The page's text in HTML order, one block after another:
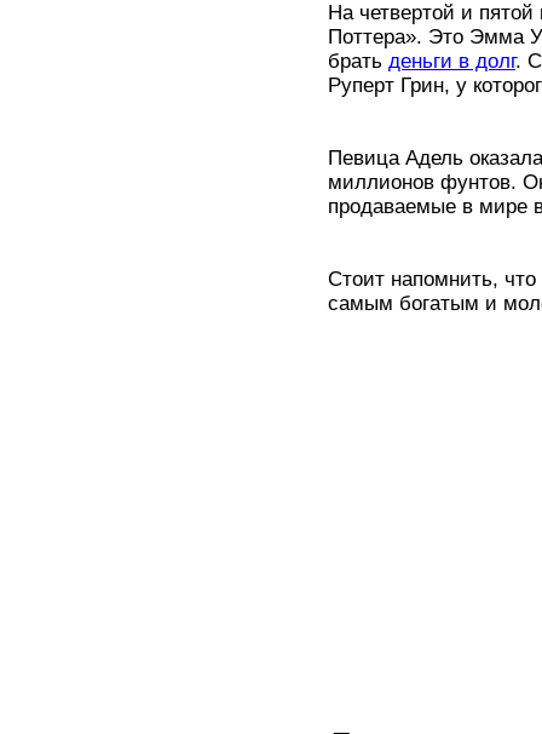
На четвертой и
Поттера». Это Эмма
брать деньги в долг.
Руперт Грин, у
Певица Адель
миллионов фунтов.
продаваемые в мире
Стоит напомнить,
самым богатым и